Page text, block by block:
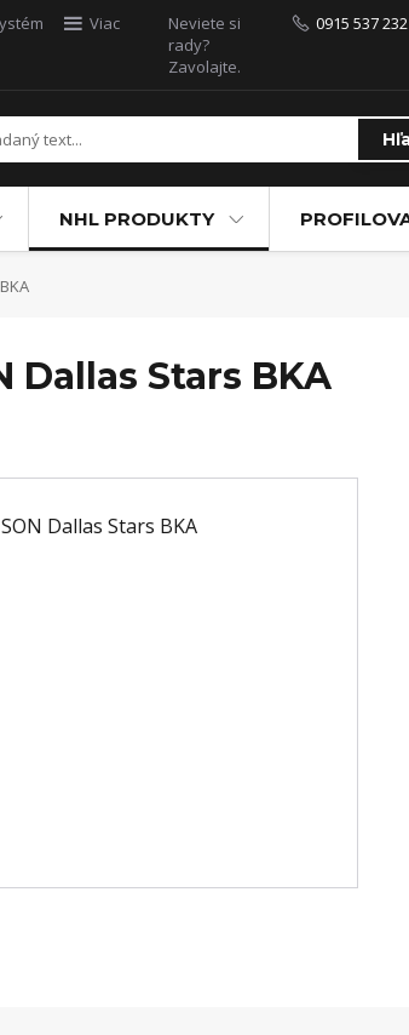
Viac
Neviete si
rady?
Zavolajte.
0915 537 232
NHL PRODUKTY
Dallas Stars BKA